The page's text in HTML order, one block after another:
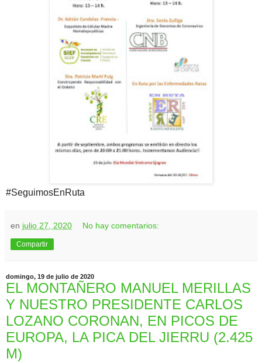
#SeguimosEnRuta
en julio 27, 2020 No hay comentarios:
Compartir
domingo, 19 de julio de 2020
EL MONTAÑERO MANUEL MERILLAS
Y NUESTRO PRESIDENTE CARLOS
LOZANO CORONAN, EN PICOS DE
EUROPA, LA PICA DEL JIERRU (2.425
M)